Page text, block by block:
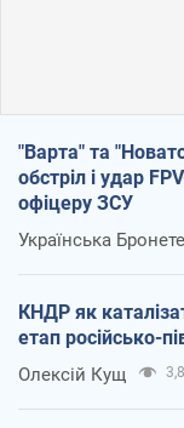
"Варта" та
обстріл і удар
офіцеру ЗСУ
Українська
КНДР як
етап російсько-
Олексій Кущ